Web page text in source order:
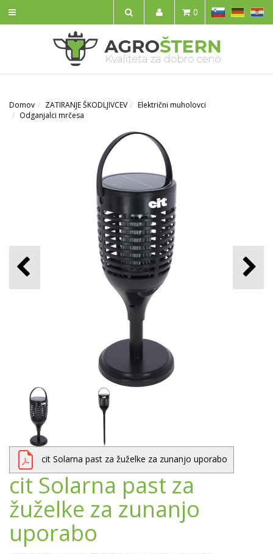
IŠČI
SL HR
0
Domov ZATIRANJE ŠKODLJIVCEV
Električni muholovci
Odganjalci mrčesa
cit Solarna past za žuželke za zunanjo uporabo
cit Solarna past za
žuželke za zunanjo
uporabo